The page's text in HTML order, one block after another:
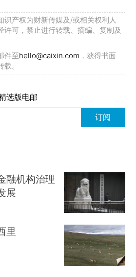
识产权为财新传媒及/或相关权利人
许可，禁止进行转载、摘编、复制及
件至hello@caixin.com ，获得书面
。
选版电邮
订阅
融机构治理
展
里